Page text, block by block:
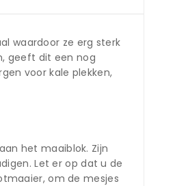
waardoor ze erg sterk
geeft dit een nog
voor kale plekken,
het maaiblok. Zijn
Let er op dat u de
om de mesjes